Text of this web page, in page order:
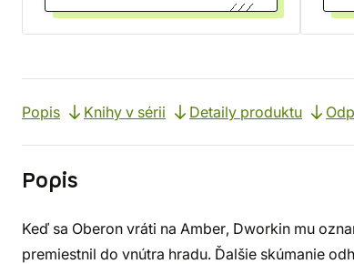
Popis Knihy v sérii Detaily produktu
Popis
Keď sa Oberon vráti na Amber, Dworkin mu
premiestnil do vnútra hradu. Ďalšie skúmanie